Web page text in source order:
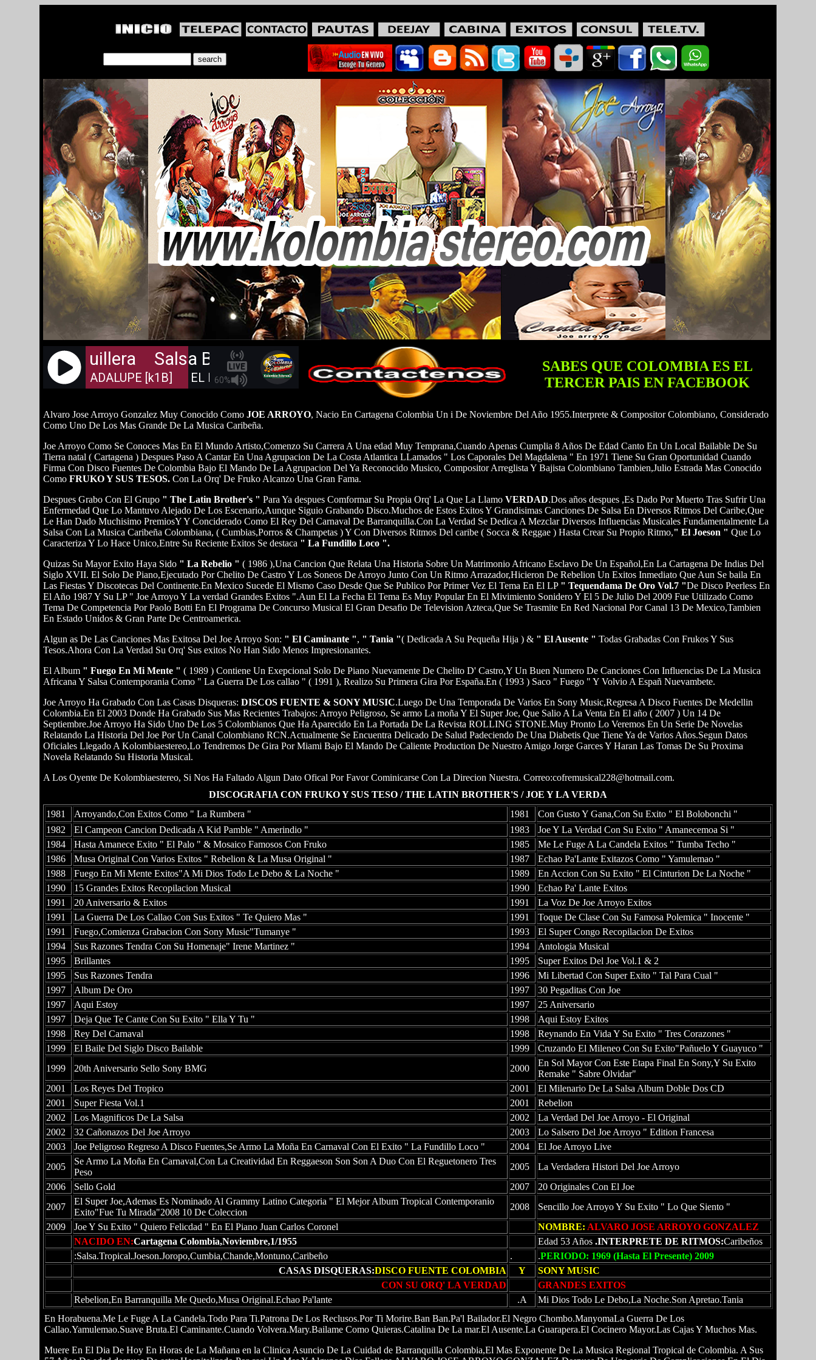
SABES QUE COLOMBIA ES EL
TERCER PAIS EN FACEBOOK
Alvaro Jose Arroyo Gonzalez Muy Conocido Como JOE ARROYO, Nacio En Cartagena Colombia Un i De Noviembre Del Año 1955.Interprete & Compositor Colombiano, Considerado
Como Uno De Los Mas Grande De La Musica Caribeña.
Joe Arroyo Como Se Conoces Mas En El Mundo Artisto,Comenzo Su Carrera A Una edad Muy Temprana,Cuando Apenas Cumplia 8 Años De Edad Canto En Un Local Bailable De Su
Tierra natal ( Cartagena ) Despues Paso A Cantar En Una Agrupacion De La Costa Atlantica LLamados " Los Caporales Del Magdalena " En 1971 Tiene Su Gran Oportunidad Cuando
Firma Con Disco Fuentes De Colombia Bajo El Mando De La Agrupacion Del Ya Reconocido Musico, Compositor Arreglista Y Bajista Colombiano Tambien,Julio Estrada Mas Conocido
Como FRUKO Y SUS TESOS. Con La Orq' De Fruko Alcanzo Una Gran Fama.
Despues Grabo Con El Grupo " The Latin Brother's " Para Ya despues Comformar Su Propia Orq' La Que La Llamo VERDAD.Dos años despues ,Es Dado Por Muerto Tras Sufrir Una
Enfermedad Que Lo Mantuvo Alejado De Los Escenario,Aunque Siguio Grabando Disco.Muchos de Estos Exitos Y Grandisimas Canciones De Salsa En Diversos Ritmos Del Caribe,Que
Le Han Dado Muchisimo PremiosY Y Conciderado Como El Rey Del Carnaval De Barranquilla.Con La Verdad Se Dedica A Mezclar Diversos Influencias Musicales Fundamentalmente La
Salsa Con La Musica Caribeña Colombiana, ( Cumbias,Porros & Champetas ) Y Con Diversos Ritmos Del caribe ( Socca & Reggae ) Hasta Crear Su Propio Ritmo," El Joeson " Que Lo
Caracteriza Y Lo Hace Unico,Entre Su Reciente Exitos Se destaca " La Fundillo Loco ".
Quizas Su Mayor Exito Haya Sido " La Rebelio " ( 1986 ),Una Cancion Que Relata Una Historia Sobre Un Matrimonio Africano Esclavo De Un Español,En La Cartagena De Indias Del
Siglo XVII. El Solo De Piano,Ejecutado Por Chelito De Castro Y Los Soneos De Arroyo Junto Con Un Ritmo Arrazador,Hicieron De Rebelion Un Exitos Inmediato Que Aun Se baila En
Las Fiestas Y Discotecas Del Continente.En Mexico Sucede El Mismo Caso Desde Que Se Publico Por Primer Vez El Tema En El LP " Tequendama De Oro Vol.7 "De Disco Peerless En
El Año 1987 Y Su LP " Joe Arroyo Y La verdad Grandes Exitos ".Aun El La Fecha El Tema Es Muy Popular En El Mivimiento Sonidero Y El 5 De Julio Del 2009 Fue Utilizado Como
Tema De Competencia Por Paolo Botti En El Programa De Concurso Musical El Gran Desafio De Television Azteca,Que Se Trasmite En Red Nacional Por Canal 13 De Mexico,Tambien
En Estado Unidos & Gran Parte De Centroamerica.
Algun as De Las Canciones Mas Exitosa Del Joe Arroyo Son: " El Caminante ", " Tania "( Dedicada A Su Pequeña Hija ) & " El Ausente " Todas Grabadas Con Frukos Y Sus
Tesos.Ahora Con La Verdad Su Orq' Sus exitos No Han Sido Menos Impresionantes.
El Album " Fuego En Mi Mente " ( 1989 ) Contiene Un Exepcional Solo De Piano Nuevamente De Chelito D' Castro,Y Un Buen Numero De Canciones Con Influencias De La Musica
Africana Y Salsa Contemporania Como " La Guerra De Los callao " ( 1991 ), Realizo Su Primera Gira Por España.En ( 1993 ) Saco " Fuego " Y Volvio A Españ Nuevambete.
Joe Arroyo Ha Grabado Con Las Casas Disqueras: DISCOS FUENTE & SONY MUSIC.Luego De Una Temporada De Varios En Sony Music,Regresa A Disco Fuentes De Medellin
Colombia.En El 2003 Donde Ha Grabado Sus Mas Recientes Trabajos: Arroyo Peligroso, Se armo La moña Y El Super Joe, Que Salio A La Venta En El año ( 2007 ) Un 14 De
Septiembre.Joe Arroyo Ha Sido Uno De Los 5 Colombianos Que Ha Aparecido En La Portada De La Revista ROLLING STONE.Muy Pronto Lo Veremos En Un Serie De Novelas
Relatando La Historia Del Joe Por Un Canal Colombiano RCN.Actualmente Se Encuentra Delicado De Salud Padeciendo De Una Diabetis Que Tiene Ya de Varios Años.Segun Datos
Oficiales Llegado A Kolombiaestereo,Lo Tendremos De Gira Por Miami Bajo El Mando De Caliente Production De Nuestro Amigo Jorge Garces Y Haran Las Tomas De Su Proxima
Novela Relatando Su Historia Musical.
A Los Oyente De Kolombiaestereo, Si Nos Ha Faltado Algun Dato Ofical Por Favor Cominicarse Con La Direcion Nuestra. Correo:cofremusical228@hotmail.com.
DISCOGRAFIA CON FRUKO Y SUS TESO / THE LATIN BROTHER'S / JOE Y LA VERDA
1981
Arroyando,Con Exitos Como " La Rumbera " 1981
Con Gusto Y Gana,Con Su Exito " El Bolobonchi "
1982
El Campeon Cancion Dedicada A Kid Pamble " Amerindio " 1983
Joe Y La Verdad Con Su Exito " Amanecemoa Si "
1984
Hasta Amanece Exito " El Palo " & Mosaico Famosos Con Fruko 1985
Me Le Fuge A La Candela Exitos " Tumba Techo "
1986
Musa Original Con Varios Exitos " Rebelion & La Musa Original " 1987
Echao Pa'Lante Exitazos Como " Yamulemao "
1988
Fuego En Mi Mente Exitos"A Mi Dios Todo Le Debo & La Noche " 1989
En Accion Con Su Exito " El Cinturion De La Noche "
1990
15 Grandes Exitos Recopilacion Musical 1990
Echao Pa' Lante Exitos
1991
20 Aniversario & Exitos 1991
La Voz De Joe Arroyo Exitos
1991
La Guerra De Los Callao Con Sus Exitos " Te Quiero Mas " 1991
Toque De Clase Con Su Famosa Polemica " Inocente "
1991
Fuego,Comienza Grabacion Con Sony Music"Tumanye " 1993
El Super Congo Recopilacion De Exitos
1994
Sus Razones Tendra Con Su Homenaje" Irene Martinez " 1994
Antologia Musical
1995
Brillantes 1995
Super Exitos Del Joe Vol.1 & 2
1995
Sus Razones Tendra 1996
Mi Libertad Con Super Exito " Tal Para Cual "
1997
Album De Oro 1997
30 Pegaditas Con Joe
1997
Aqui Estoy 1997
25 Aniversario
1997
Deja Que Te Cante Con Su Exito " Ella Y Tu " 1998
Aqui Estoy Exitos
1998
Rey Del Carnaval 1998
Reynando En Vida Y Su Exito " Tres Corazones "
1999
El Baile Del Siglo Disco Bailable 1999
Cruzando El Mileneo Con Su Exito"Pañuelo Y Guayuco "
1999
20th Aniversario Sello Sony BMG 2000
En Sol Mayor Con Este Etapa Final En Sony,Y Su Exito
Remake " Sabre Olvidar"
2001
Los Reyes Del Tropico 2001
El Milenario De La Salsa Album Doble Dos CD
2001
Super Fiesta Vol.1 2001
Rebelion
2002
Los Magnificos De La Salsa 2002
La Verdad Del Joe Arroyo - El Original
2002
32 Cañonazos Del Joe Arroyo 2003
Lo Salsero Del Joe Arroyo " Edition Francesa
2003
Joe Peligroso Regreso A Disco Fuentes,Se Armo La Moña En Carnaval Con El Exito " La Fundillo Loco " 2004
El Joe Arroyo Live
2005
Se Armo La Moña En Carnaval,Con La Creatividad En Reggaeson Son Son A Duo Con El Reguetonero Tres
Peso
2005
La Verdadera Histori Del Joe Arroyo
2006
Sello Gold 2007
20 Originales Con El Joe
2007
El Super Joe,Ademas Es Nominado Al Grammy Latino Categoria " El Mejor Album Tropical Contemporanio
Exito"Fue Tu Mirada"2008 10 De Coleccion
2008
Sencillo Joe Arroyo Y Su Exito " Lo Que Siento "
2009
Joe Y Su Exito " Quiero Felicdad " En El Piano Juan Carlos Coronel NOMBRE: ALVARO JOSE ARROYO GONZALEZ
NACIDO EN:Cartagena Colombia,Noviembre,1/1955 Edad 53 Años .INTERPRETE DE RITMOS:Caribeños
:Salsa.Tropical.Joeson.Joropo,Cumbia,Chande,Montuno,Caribeño
. .PERIODO: 1969 (Hasta El Presente) 2009
CASAS DISQUERAS:DISCO FUENTE COLOMBIA Y
SONY MUSIC
CON SU ORQ' LA VERDAD
GRANDES EXITOS
Rebelion,En Barranquilla Me Quedo,Musa Original.Echao Pa'lante
.A
Mi Dios Todo Le Debo,La Noche.Son Apretao.Tania
En Horabuena.Me Le Fuge A La Candela.Todo Para Ti.Patrona De Los Reclusos.Por Ti Morire.Ban Ban.Pa'l Bailador.El Negro Chombo.ManyomaLa Guerra De Los
Callao.Yamulemao.Suave Bruta.El Caminante.Cuando Volvera.Mary.Bailame Como Quieras.Catalina De La mar.El Ausente.La Guarapera.El Cocinero Mayor.Las Cajas Y Muchos Mas.
Muere En El Dia De Hoy En Horas de La Mañana en la Clinica Asuncio De La Cuidad de Barranquilla Colombia,El Mas Exponente De La Musica Regional Tropical de Colombia. A Sus